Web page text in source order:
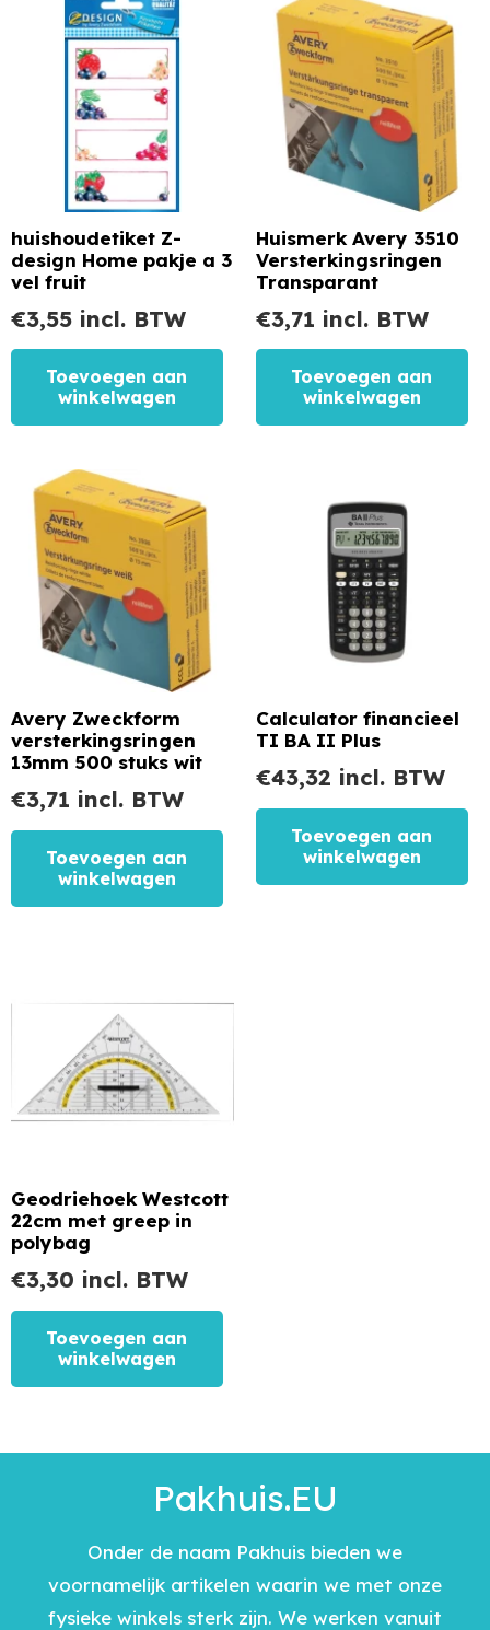
huishoudetiket Z-
design Home pakje a 3
vel fruit
€3,55 incl. BTW
Toevoegen aan
winkelwagen
Huismerk Avery 3510
Versterkingsringen
Transparant
€3,71 incl. BTW
Toevoegen aan
winkelwagen
Avery Zweckform
versterkingsringen
13mm 500 stuks wit
€3,71 incl. BTW
Toevoegen aan
winkelwagen
Calculator financieel
TI BA II Plus
€43,32 incl. BTW
Toevoegen aan
winkelwagen
Geodriehoek Westcott
22cm met greep in
polybag
€3,30 incl. BTW
Toevoegen aan
winkelwagen
Pakhuis.EU
Onder de naam Pakhuis bieden we
voornamelijk artikelen waarin we met onze
fysieke winkels sterk zijn. We werken vanuit